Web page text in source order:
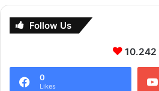
Follow Us
10.242
0
Likes